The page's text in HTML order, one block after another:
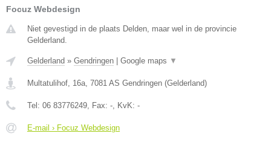
Focuz Webdesign
Niet gevestigd in de plaats Delden, maar wel in de provincie
Gelderland.
Gelderland » Gendringen Google maps ▼
Multatulihof, 16a, 7081 AS Gendringen (Gelderland)
Tel: 06 83776249, Fax: -, KvK: -
E-mail › Focuz Webdesign